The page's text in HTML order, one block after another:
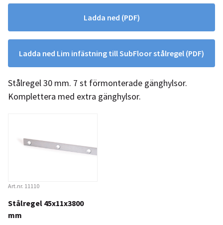
Ladda ned (PDF)
Ladda ned Lim infästning till SubFloor stålregel (PDF)
Stålregel 30 mm. 7 st förmonterade gänghylsor.
Komplettera med extra gänghylsor.
Art.nr. 11110
Stålregel 45x11x3800
mm